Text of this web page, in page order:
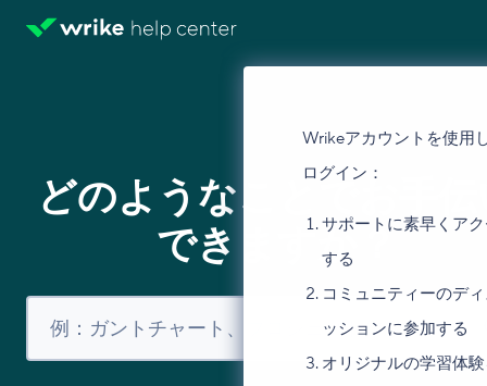
Wrikeアカウントを使用
ログイン：
サポートに素早くア
する
コミュニティーのデ
ッションに参加する
オリジナルの学習体
どのようなことでお手
できますか？